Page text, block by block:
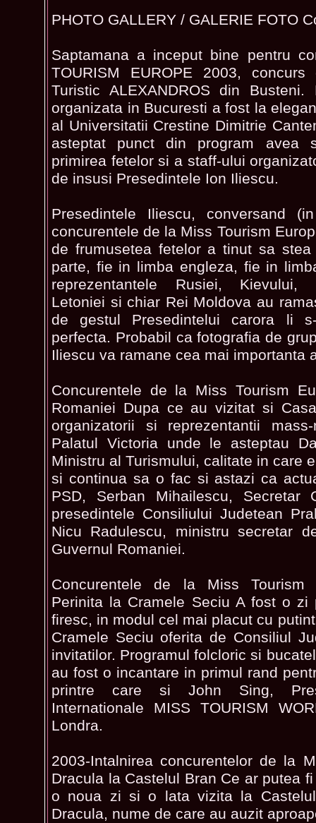
PHOTO GALLERY / GALERIE FOTO
Saptamana a inceput bine pentru
TOURISM EUROPE 2003,
Turistic ALEXANDROS din
organizata in Bucuresti a fost la
al Universitatii Crestine Dimitrie
asteptat punct din program avea
primirea fetelor si a staff-ului
de insusi Presedintele Ion Iliescu.
Presedintele Iliescu, conversand
concurentele de la Miss Tourism
de frumusetea fetelor a tinut sa
parte, fie in limba engleza, fie in
reprezentantele Rusiei, Kievului,
Letoniei si chiar Rei Moldova au
de gestul Presedintelui carora li
perfecta. Probabil ca fotografia de
Iliescu va ramane cea mai importanta
Concurentele de la Miss Tourism
Romaniei Dupa ce au vizitat si
organizatorii si reprezentantii
Palatul Victoria unde le asteptau
Ministru al Turismului, calitate in care
si continua sa o fac si astazi ca
PSD, Serban Mihailescu, Secretar
presedintele Consiliului Judetean
Nicu Radulescu, ministru secretar
Guvernul Romaniei.
Concurentele de la Miss Tourism
Perinita la Cramele Seciu A fost o zi
firesc, in modul cel mai placut cu
Cramele Seciu oferita de Consiliul
invitatilor. Programul folcloric si
au fost o incantare in primul rand
printre care si John Sing,
Internationale MISS TOURISM
Londra.
2003-Intalnirea concurentelor de la
Dracula la Castelul Bran Ce ar putea
o noua zi si o lata vizita la
Dracula, nume de care au auzit